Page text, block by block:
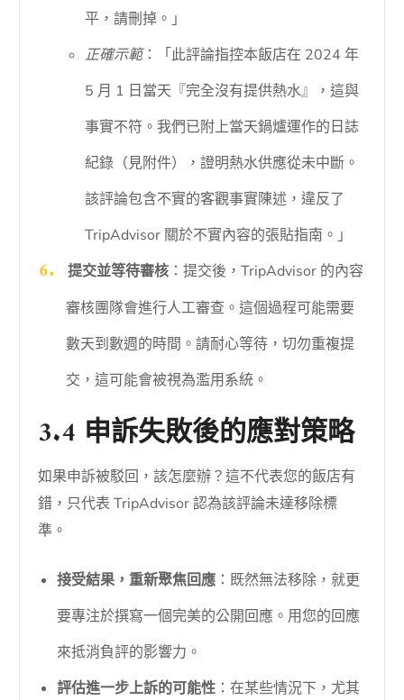
平，請刪掉。」
正確示範：「此評論指控本飯店在 2024 年
5 月 1 日當天『完全沒有提供熱水』，這與
事實不符。我們已附上當天鍋爐運作的日誌
紀錄（見附件），證明熱水供應從未中斷。
該評論包含不實的客觀事實陳述，違反了
TripAdvisor 關於不實內容的張貼指南。」
提交並等待審核：提交後，TripAdvisor 的內容
審核團隊會進行人工審查。這個過程可能需要
數天到數週的時間。請耐心等待，切勿重複提
交，這可能會被視為濫用系統。
3.4 申訴失敗後的應對策略
如果申訴被駁回，該怎麼辦？這不代表您的飯店有
錯，只代表 TripAdvisor 認為該評論未達移除標
準。
接受結果，重新聚焦回應 ：既然無法移除，就更
要專注於撰寫一個完美的公開回應。用您的回應
來抵消負評的影響力。
評估進一步上訴的可能性 ：在某些情況下，尤其